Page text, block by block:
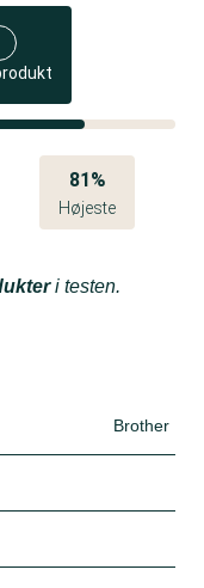
81%
Højeste
i testen.
Brother